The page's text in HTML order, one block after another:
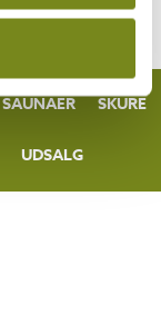
SAUNAER SKURE
UDSALG